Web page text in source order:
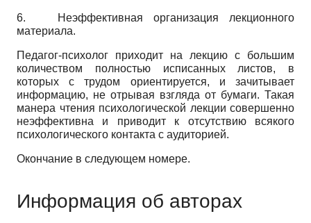
6.
Неэффективная организация лекционного
материала.
Педагог-психолог приходит на лекцию с большим
количеством полностью исписанных листов, в
которых с трудом ориентируется, и зачитывает
информацию, не отрывая взгляда от бумаги. Такая
манера чтения психологической лекции совершенно
неэффективна и приводит к отсутствию всякого
психологического контакта с аудиторией.
Окончание в следующем номере.
Информация об авторах